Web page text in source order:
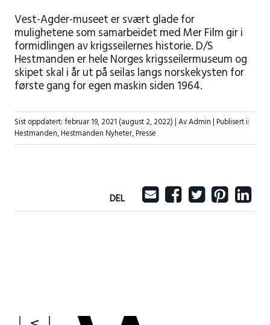
Vest-Agder-museet er svært glade for
mulighetene som samarbeidet med Mer Film gir i
formidlingen av krigsseilernes historie. D/S
Hestmanden er hele Norges krigsseilermuseum og
skipet skal i år ut på seilas langs norskekysten for
første gang for egen maskin siden 1964.
Sist oppdatert:februar 19, 2021 (august 2, 2022)| Av Admin |Publisert i:
Hestmanden,Hestmanden Nyheter,Presse
DEL